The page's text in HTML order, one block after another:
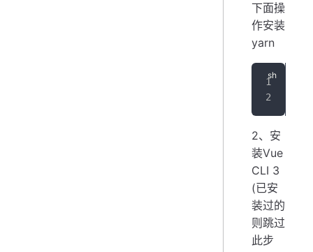
下面操
作安装
yarn
2、安
装Vue
CLI 3
(已安
装过的
则跳过
此步